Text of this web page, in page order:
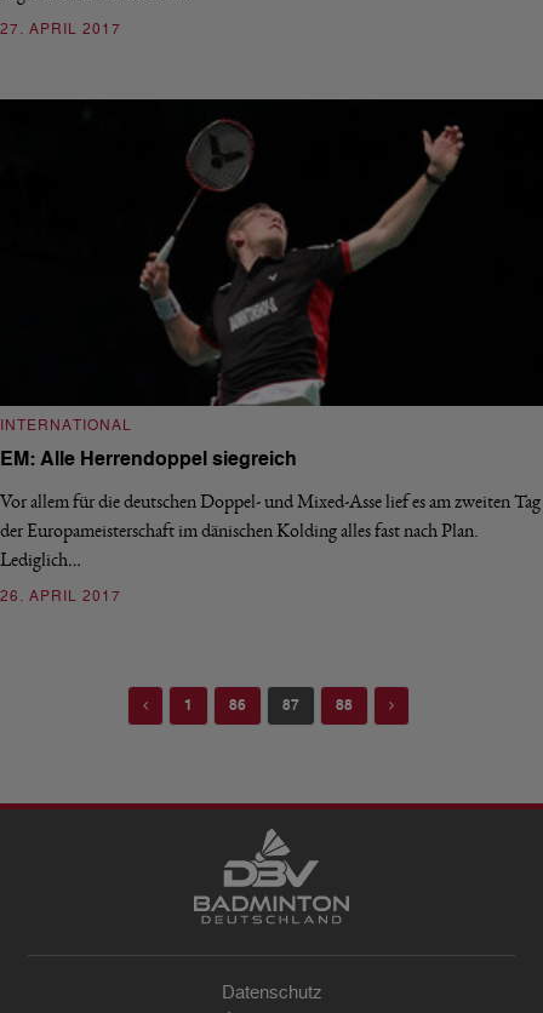
27. APRIL 2017
INTERNATIONAL
EM: Alle Herrendoppel siegreich
Vor allem für die deutschen Doppel- und Mixed-Asse lief es am zweiten Tag
der Europameisterschaft im dänischen Kolding alles fast nach Plan.
Lediglich…
26. APRIL 2017
Previous
1 86 87 88 Next
Datenschutz